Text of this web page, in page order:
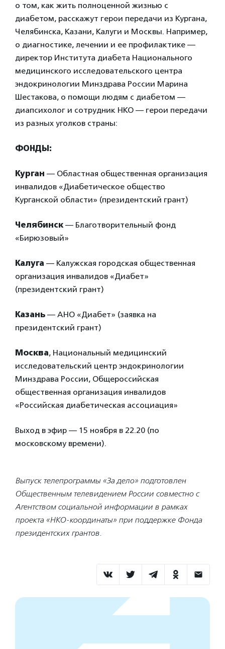
о том, как жить полноценной жизнью с
диабетом, расскажут герои передачи из Кургана,
Челябинска, Казани, Калуги и Москвы. Например,
о диагностике, лечении и ее профилактике —
директор Института диабета Национального
медицинского исследовательского центра
эндокринологии Минздрава России Марина
Шестакова, о помощи людям с диабетом —
диапсихолог и сотрудник НКО — герои передачи
из разных уголков страны:
ФОНДЫ:
Курган — Областная общественная организация
инвалидов «Диабетическое общество
Курганской области» (президентский грант)
Челябинск— Благотворительный фонд
«Бирюзовый»
Калуга — Калужская городская общественная
организация инвалидов «Диабет»
(президентский грант)
Казань — АНО «Диабет» (заявка на
президентский грант)
Москва, Национальный медицинский
исследовательский центр эндокринологии
Минздрава России, Общероссийская
общественная организация инвалидов
«Российская диабетическая ассоциация»
Выход в эфир — 15 ноября в 22.20 (по
московскому времени).
Выпуск телепрограммы «За дело» подготовлен
Общественным телевидением России совместно с
Агентством социальной информации в рамках
проекта «НКО-координаты» при поддержке Фонда
президентских грантов.